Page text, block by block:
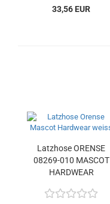
33,56 EUR
Latzhose ORENSE
08269-010 MASCOT
HARDWEAR